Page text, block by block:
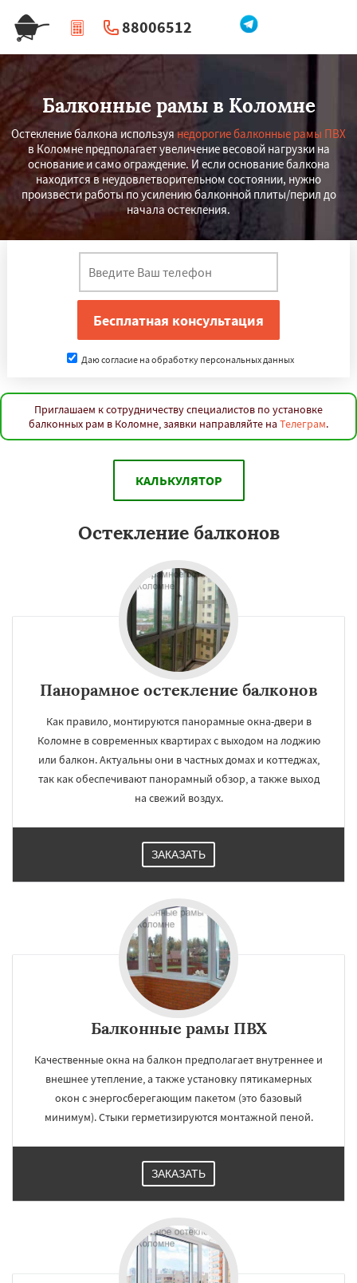
88006512
| Перезвоните мне
Балконные рамы в Коломне
Остекление балкона используя недорогие балконные рамы ПВХ
в Коломне предполагает увеличение весовой нагрузки на
основание и само ограждение. И если основание балкона
находится в неудовлетворительном состоянии, нужно
произвести работы по усилению балконной плиты/перил до
начала остекления.
Даю согласие на обработку персональных данных
Приглашаем к сотрудничеству специалистов по установке
балконных рам в Коломне, заявки направляйте на Телеграм.
КАЛЬКУЛЯТОР
Остекление балконов
Панорамное остекление балконов
Как правило, монтируются панорамные окна-двери в
Коломне в современных квартирах с выходом на лоджию
или балкон. Актуальны они в частных домах и коттеджах,
так как обеспечивают панорамный обзор, а также выход
на свежий воздух.
ЗАКАЗАТЬ
Балконные рамы ПВХ
Качественные окна на балкон предполагает внутреннее и
внешнее утепление, а также установку пятикамерных
окон с энергосберегающим пакетом (это базовый
минимум). Стыки герметизируются монтажной пеной.
ЗАКАЗАТЬ